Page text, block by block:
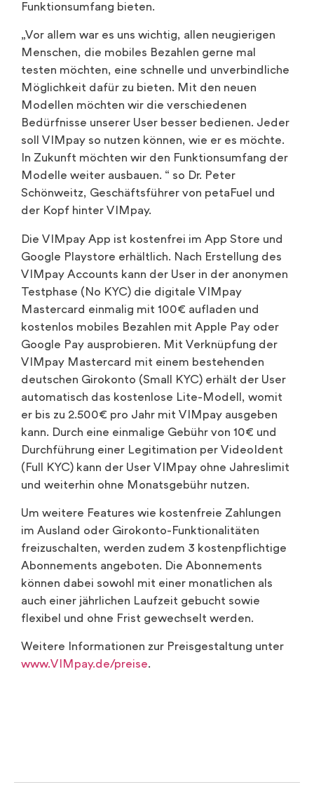
Funktionsumfang bieten.
„Vor allem war es uns wichtig, allen neugierigen
Menschen, die mobiles Bezahlen gerne mal
testen möchten, eine schnelle und unverbindliche
Möglichkeit dafür zu bieten. Mit den neuen
Modellen möchten wir die verschiedenen
Bedürfnisse unserer User besser bedienen. Jeder
soll VIMpay so nutzen können, wie er es möchte.
In Zukunft möchten wir den Funktionsumfang der
Modelle weiter ausbauen. “ so Dr. Peter
Schönweitz, Geschäftsführer von petaFuel und
der Kopf hinter VIMpay.
Die VIMpay App ist kostenfrei im App Store und
Google Playstore erhältlich. Nach Erstellung des
VIMpay Accounts kann der User in der anonymen
Testphase (No KYC) die digitale VIMpay
Mastercard einmalig mit 100€ aufladen und
kostenlos mobiles Bezahlen mit Apple Pay oder
Google Pay ausprobieren. Mit Verknüpfung der
VIMpay Mastercard mit einem bestehenden
deutschen Girokonto (Small KYC) erhält der User
automatisch das kostenlose Lite-Modell, womit
er bis zu 2.500€ pro Jahr mit VIMpay ausgeben
kann. Durch eine einmalige Gebühr von 10€ und
Durchführung einer Legitimation per VideoIdent
(Full KYC) kann der User VIMpay ohne Jahreslimit
und weiterhin ohne Monatsgebühr nutzen.
Um weitere Features wie kostenfreie Zahlungen
im Ausland oder Girokonto-Funktionalitäten
freizuschalten, werden zudem 3 kostenpflichtige
Abonnements angeboten. Die Abonnements
können dabei sowohl mit einer monatlichen als
auch einer jährlichen Laufzeit gebucht sowie
flexibel und ohne Frist gewechselt werden.
Weitere Informationen zur Preisgestaltung unter
www.VIMpay.de/preise.